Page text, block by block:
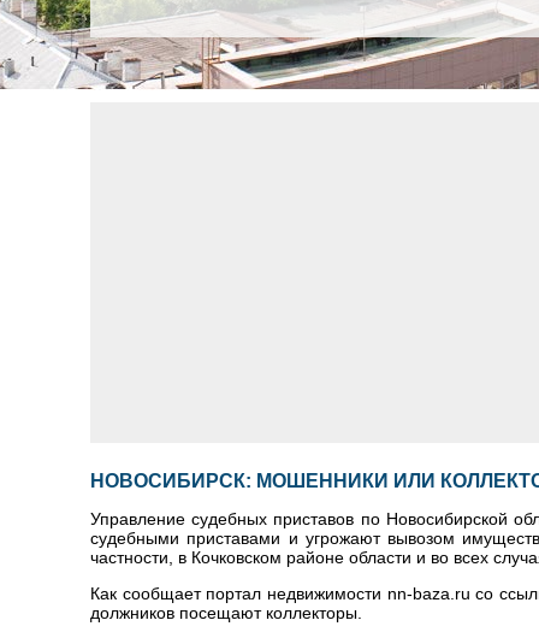
НОВОСИБИРСК: МОШЕННИКИ ИЛИ
Управление судебных приставов по Новосибирской
судебными приставами и угрожают вывозом
частности, в Кочковском районе области и во всех
Как сообщает портал недвижимости nn-baza.ru со
должников посещают коллекторы.